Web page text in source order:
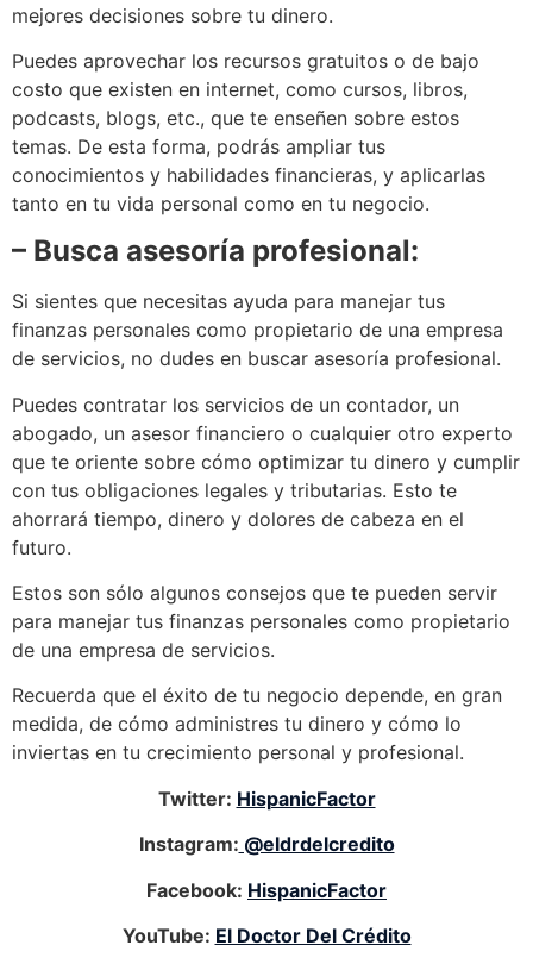
mejores decisiones sobre tu dinero.
Puedes aprovechar los recursos gratuitos o de bajo
costo que existen en internet, como cursos, libros,
podcasts, blogs, etc., que te enseñen sobre estos
temas. De esta forma, podrás ampliar tus
conocimientos y habilidades financieras, y aplicarlas
tanto en tu vida personal como en tu negocio.
– Busca asesoría profesional:
Si sientes que necesitas ayuda para manejar tus
finanzas personales como propietario de una empresa
de servicios, no dudes en buscar asesoría profesional.
Puedes contratar los servicios de un contador, un
abogado, un asesor financiero o cualquier otro experto
que te oriente sobre cómo optimizar tu dinero y cumplir
con tus obligaciones legales y tributarias. Esto te
ahorrará tiempo, dinero y dolores de cabeza en el
futuro.
Estos son sólo algunos consejos que te pueden servir
para manejar tus finanzas personales como propietario
de una empresa de servicios.
Recuerda que el éxito de tu negocio depende, en gran
medida, de cómo administres tu dinero y cómo lo
inviertas en tu crecimiento personal y profesional.
Twitter: HispanicFactor
Instagram: @eldrdelcredito
Facebook: HispanicFactor
YouTube: El Doctor Del Crédito